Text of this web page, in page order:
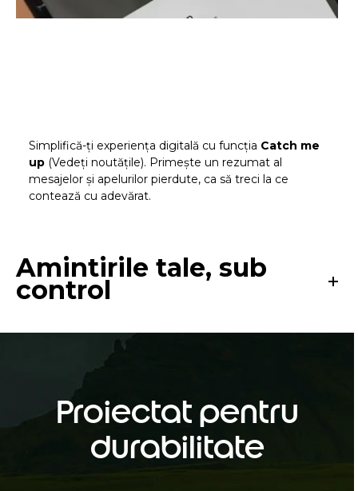
Simplifică-ți experiența digitală cu funcția Catch me
up (Vedeți noutățile). Primește un rezumat al
mesajelor și apelurilor pierdute, ca să treci la ce
contează cu adevărat.
Amintirile tale, sub
control
Proiectat pentru
durabilitate